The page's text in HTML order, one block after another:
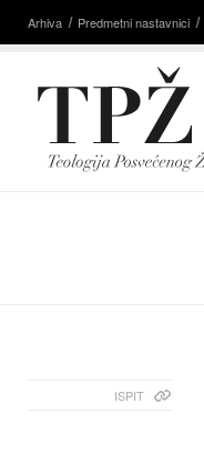
Arhiva Predmetni nastavnici
ISPIT